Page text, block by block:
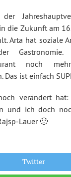
die Zukunft am
Arta hat soziale
noch
Das ist einfach
verändert hat:
und ich doch
Lauer 🙂
Twitter